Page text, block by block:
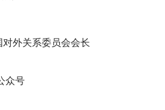
对外关系委员会会长
众号